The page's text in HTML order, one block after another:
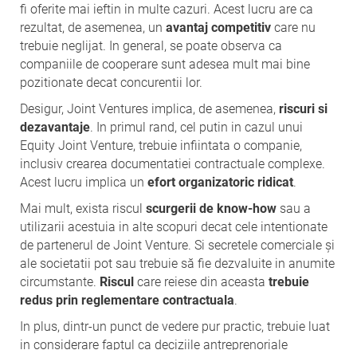
fi oferite mai ieftin in multe cazuri. Acest lucru are ca
rezultat, de asemenea, un avantaj competitiv care nu
trebuie neglijat. In general, se poate observa ca
companiile de cooperare sunt adesea mult mai bine
pozitionate decat concurentii lor.
Desigur, Joint Ventures implica, de asemenea, riscuri si
dezavantaje. In primul rand, cel putin in cazul unui
Equity Joint Venture, trebuie infiintata o companie,
inclusiv crearea documentatiei contractuale complexe.
Acest lucru implica un efort organizatoric ridicat.
Mai mult, exista riscul scurgerii de know-how sau a
utilizarii acestuia in alte scopuri decat cele intentionate
de partenerul de Joint Venture. Si secretele comerciale și
ale societatii pot sau trebuie să fie dezvaluite in anumite
circumstante. Riscul care reiese din aceasta trebuie
redus prin reglementare contractuala.
In plus, dintr-un punct de vedere pur practic, trebuie luat
in considerare faptul ca deciziile antreprenoriale